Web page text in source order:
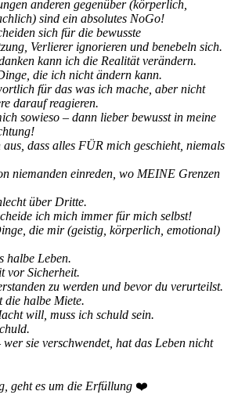
anderen gegenüber (körperlich,
sind ein absolutes NoGo!
sich für die bewusste
Verlierer ignorieren und benebeln sich.
kann ich die Realität verändern.
die ich nicht ändern kann.
für das was ich mache, aber nicht
darauf reagieren.
sowieso – dann lieber bewusst in meine
aus, dass alles FÜR mich geschieht, niemals
niemanden einreden, wo MEINE Grenzen
über Dritte.
ich mich immer für mich selbst!
die mir (geistig, körperlich, emotional)
halbe Leben.
vor Sicherheit.
zu werden und bevor du verurteilst.
die halbe Miete.
will, muss ich schuld sein.
sie verschwendet, hat das Leben nicht
geht es um die Erfüllung ❤️